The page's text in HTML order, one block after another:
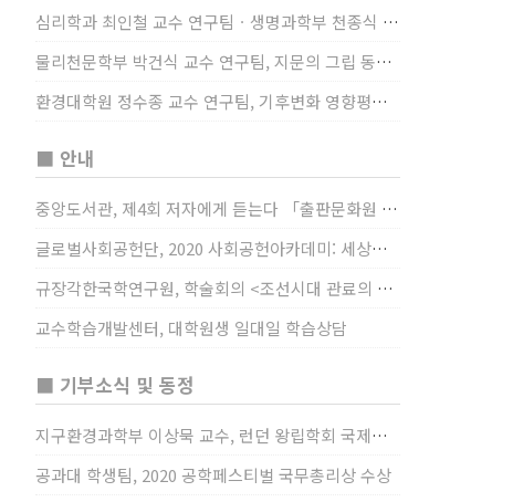
심리학과 최인철 교수 연구팀ㆍ생명과학부 천종식 교수 연구팀, 장내 마이크로바이옴과 정서적 웰빙간 관계 규명
물리천문학부 박건식 교수 연구팀, 지문의 그립 동작에서의 역할 및 원리 규명
환경대학원 정수종 교수 연구팀, 기후변화 영향평가 모형을 통해 기후변화에 따른 급격한 토양수분의 감소가 발생하는 지역과 시간을 규명
■ 안내
중앙도서관, 제4회 저자에게 듣는다 「출판문화원 저술강연 개최」(12/17)
글로벌사회공헌단, 2020 사회공헌아카데미: 세상을 바꾸는 가슴 따뜻한 나눔(12/23~24)
규장각한국학연구원, 학술회의 <조선시대 관료의 인사> (12/22)
교수학습개발센터, 대학원생 일대일 학습상담
■ 기부소식 및 동정
지구환경과학부 이상묵 교수, 런던 왕립학회 국제장애인의 날 기념 “전 세계 장애가 있는 과학자”에 소개
공과대 학생팀, 2020 공학페스티벌 국무총리상 수상